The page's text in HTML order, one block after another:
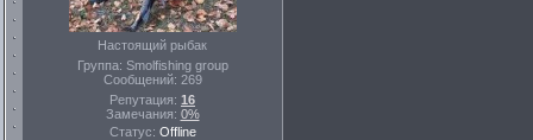
Настоящий рыбак
Группа: Smolfishing group
Сообщений: 269
Репутация: 16
Замечания: 0%
Статус: Offline